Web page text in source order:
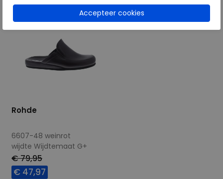
Rohde
6607-48 weinrot
wijdte Wijdtemaat G+
€ 79,95
€ 47,97